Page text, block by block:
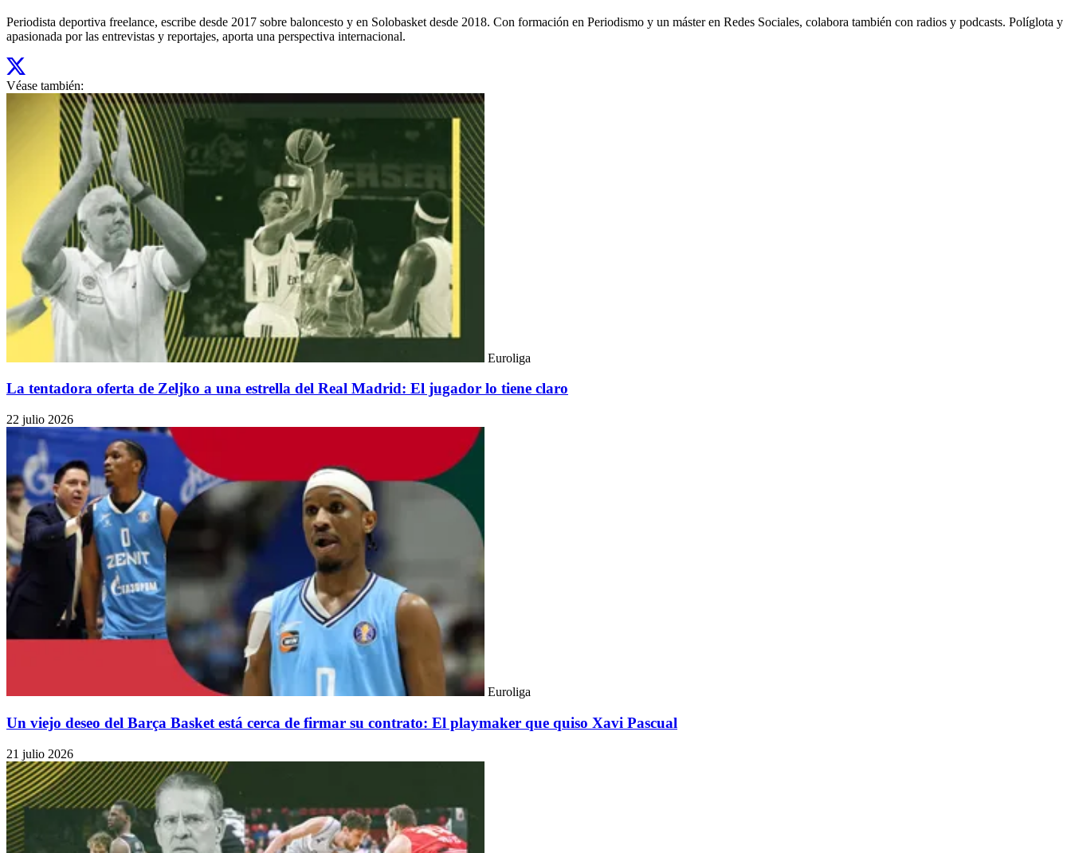
Periodista deportiva freelance, escribe desde 2017 sobre baloncesto y en Solobasket desde 2018. Con formación en Periodismo y un máster en Redes Sociales, colabora también con radios y podcasts. Políglota y
apasionada por las entrevistas y reportajes, aporta una perspectiva internacional.
Véase también:
Euroliga
La tentadora oferta de Zeljko a una estrella del Real Madrid: El jugador lo tiene claro
22 julio 2026
Euroliga
Un viejo deseo del Barça Basket está cerca de firmar su contrato: El playmaker que quiso Xavi Pascual
21 julio 2026